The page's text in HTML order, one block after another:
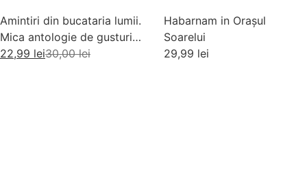
Amintiri din bucataria lumii.
Mica antologie de gusturi,
stari si gustari
30,00lei
22,99 lei
Habarnam in Orașul
Soarelui
29,99 lei